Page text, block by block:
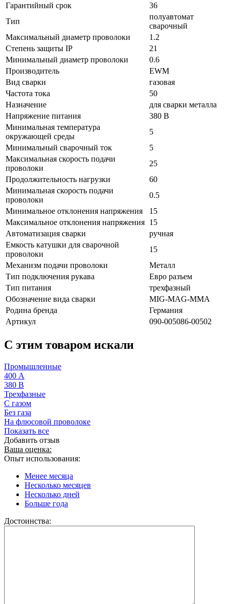
Гарантийный срок
36
Тип
полуавтомат
сварочный
Максимальный диаметр проволоки
1.2
Степень защиты IP
21
Минимальный диаметр проволоки
0.6
Производитель
EWM
Вид сварки
газовая
Частота тока
50
Назначение
для сварки металла
Напряжение питания
380 В
Минимальная температура
окружающей среды
5
Минимальный сварочный ток
5
Максимальная скорость подачи
проволоки
25
Продолжительность нагрузки
60
Минимальная скорость подачи
проволоки
0.5
Минимальное отклонения напряжения
15
Максимальное отклонения напряжения 15
Автоматизация сварки
ручная
Емкость катушки для сварочной
проволоки
15
Механизм подачи проволоки
Металл
Тип подключения рукава
Евро разъем
Тип питания
трехфазный
Обозначение вида сварки
MIG-MAG-MMA
Родина бренда
Германия
Артикул
090-005086-00502
C этим товаром искали
Промышленные
400 А
380 В
Трехфазные
С газом
Без газа
На флюсовой проволоке
Показать все
Добавить отзыв
Ваша оценка:
Опыт использования:
Менее месяца
Несколько месяцев
Несколько дней
Больше года
Достоинства: